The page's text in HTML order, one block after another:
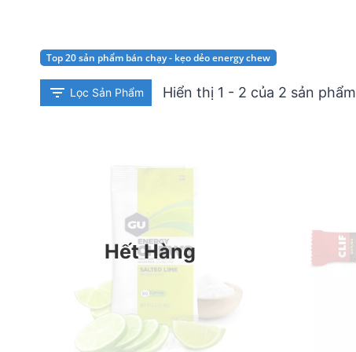
Top 20 sản phẩm bán chạy - kẹo dẻo energy chew
Lọc Sản Phẩm Hiển thị 1 - 2 của 2 sản phẩm
Hết Hàng